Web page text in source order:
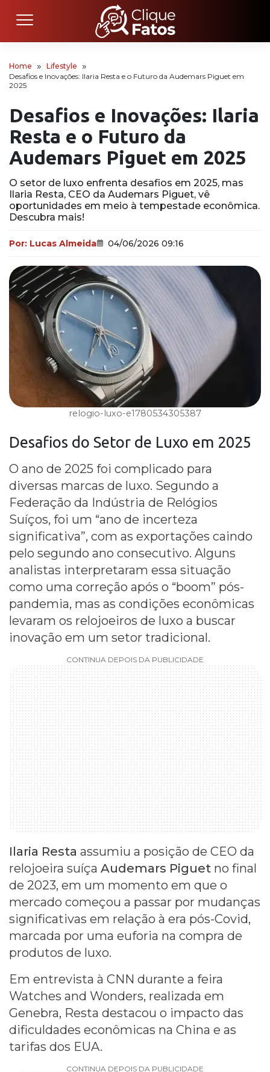
Home
Lifestyle
Desafios e Inovações: Ilaria Resta e o Futuro da Audemars Piguet em
2025
Desafios e Inovações: Ilaria
Resta e o Futuro da
Audemars Piguet em 2025
O setor de luxo enfrenta desafios em 2025, mas
Ilaria Resta, CEO da Audemars Piguet, vê
oportunidades em meio à tempestade econômica.
Descubra mais!
Por: Lucas Almeida 04/06/2026 09:16
relogio-luxo-e1780534305387
Desafios do Setor de Luxo em 2025
O ano de 2025 foi complicado para
diversas marcas de luxo. Segundo a
Federação da Indústria de Relógios
Suíços, foi um “ano de incerteza
significativa”, com as exportações caindo
pelo segundo ano consecutivo. Alguns
analistas interpretaram essa situação
como uma correção após o “boom” pós-
pandemia, mas as condições econômicas
levaram os relojoeiros de luxo a buscar
inovação em um setor tradicional.
CONTINUA DEPOIS DA PUBLICIDADE
Ilaria Resta assumiu a posição de CEO da
relojoeira suíça Audemars Piguet no final
de 2023, em um momento em que o
mercado começou a passar por mudanças
significativas em relação à era pós-Covid,
marcada por uma euforia na compra de
produtos de luxo.
Em entrevista à CNN durante a feira
Watches and Wonders, realizada em
Genebra, Resta destacou o impacto das
dificuldades econômicas na China e as
tarifas dos EUA.
CONTINUA DEPOIS DA PUBLICIDADE